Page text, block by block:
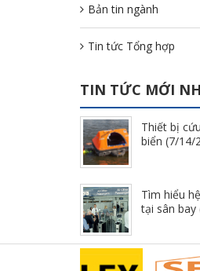
Bản tin ngành
Tin tức Tổng hợp
TIN TỨC MỚI
Thiết bị
biển (7/14/
Tìm hiểu
tại sân bay